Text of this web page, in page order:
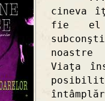
cineva
fie el
Viaţa